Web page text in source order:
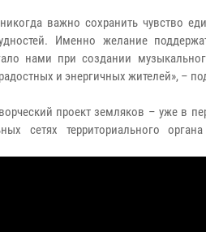
важно сохранить чувство
Именно желание
нами при создании
и энергичных жителей», –
проект земляков – уже в
сетях территориального